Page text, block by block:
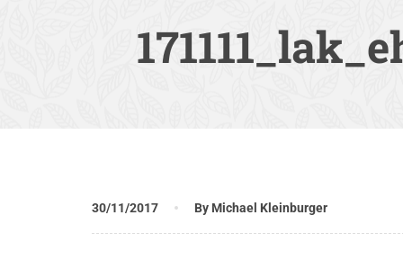
30/11/2017 By Michael Kleinburger